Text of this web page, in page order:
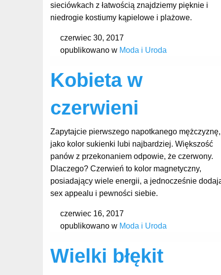
sieciówkach z łatwością znajdziemy pięknie i
niedrogie kostiumy kąpielowe i plażowe.
czerwiec 30, 2017
opublikowano w Moda i Uroda
Kobieta w
czerwieni
Zapytajcie pierwszego napotkanego mężczyznę,
jako kolor sukienki lubi najbardziej. Większość
panów z przekonaniem odpowie, że czerwony.
Dlaczego? Czerwień to kolor magnetyczny,
posiadający wiele energii, a jednocześnie
sex appealu i pewności siebie.
czerwiec 16, 2017
opublikowano w Moda i Uroda
Wielki błękit